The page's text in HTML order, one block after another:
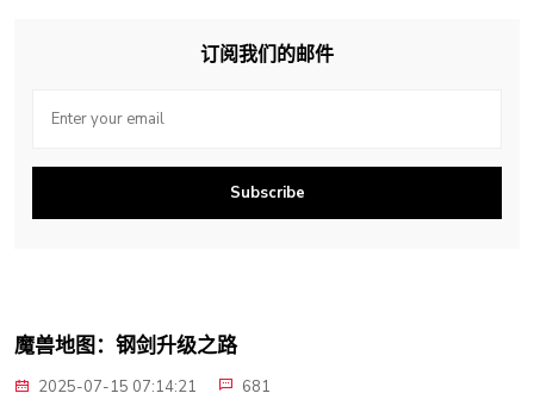
订阅我们的邮件
Subscribe
魔兽地图：钢剑升级之路
2025-07-15 07:14:21 681